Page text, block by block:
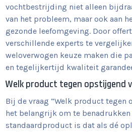
vochtbestrijding niet alleen
van het probleem, maar ook aan
gezonde leefomgeving. Door
verschillende experts te
weloverwogen keuze maken die
en tegelijkertijd kwaliteit
Welk product tegen opstijgend
Bij de vraag “Welk product tegen
het belangrijk om te benadrukken
standaardproduct is dat als dé